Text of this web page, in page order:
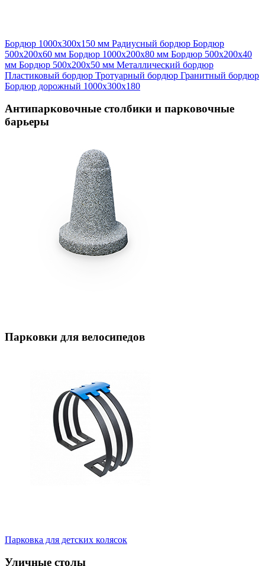
Бордюр 1000х300х150 мм Радиусный бордюр Бордюр
500х200х60 мм Бордюр 1000х200х80 мм Бордюр 500х200х40
мм Бордюр 500х200х50 мм Металлический бордюр
Пластиковый бордюр Тротуарный бордюр Гранитный бордюр
Бордюр дорожный 1000х300х180
Антипарковочные столбики и парковочные
барьеры
Парковки для велосипедов
Парковка для детских колясок
Уличные столы